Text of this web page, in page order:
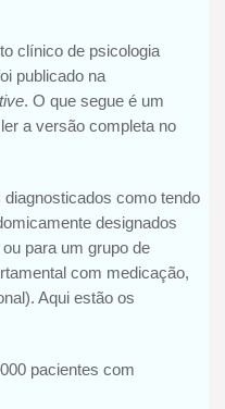
clínico de psicologia
publicado na
. O que segue é um
a versão completa no
como tendo
designados
para um grupo de
com medicação,
Aqui estão os
pacientes com